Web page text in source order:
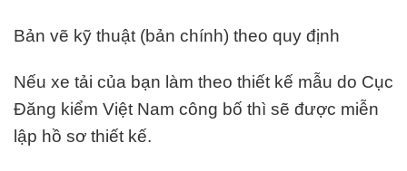
Bản vẽ kỹ thuật (bản chính) theo quy định
Nếu xe tải của bạn làm theo thiết kế mẫu do Cục
Đăng kiểm Việt Nam công bố thì sẽ được miễn
lập hồ sơ thiết kế.